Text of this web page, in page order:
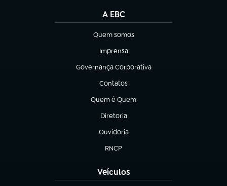
A EBC
Quem somos
(abre em nova aba)
Imprensa
(abre em nova aba)
Governança Corporativa
(abre em nova aba)
Contatos
(abre em nova aba)
Quem é Quem
(abre em nova aba)
Diretoria
(abre em nova aba)
Ouvidoria
(abre em nova aba)
RNCP
(abre em nova aba)
Veículos